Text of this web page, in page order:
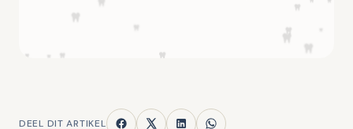
DEEL DIT ARTIKEL